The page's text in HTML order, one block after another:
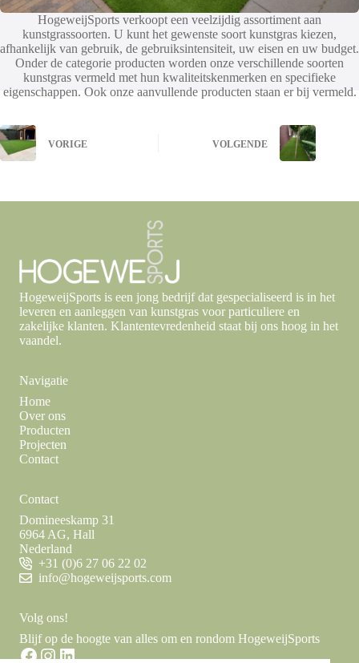
HogeweijSports verkoopt een veelzijdig assortiment aan
kunstgrassoorten. U kunt het gewenste soort kunstgras kiezen,
afhankelijk van gebruik, de gebruiksintensiteit, uw eisen en uw budget.
Onder de categorie producten worden onze verschillende soorten
kunstgras vermeld met hun kwaliteitskenmerken en specifieke
eigenschappen. Ook onze aanvullende producten staan er bij vermeld.
VORIGE VOLGENDE
HogeweijSports is een jong bedrijf dat gespecialiseerd is in het
leveren en aanleggen van kunstgras voor particuliere en
zakelijke klanten. Klantentevredenheid staat bij ons hoog in het
vaandel.
Navigatie
Home
Over ons
Producten
Projecten
Contact
Contact
Domineeskamp 31
6964 AG, Hall
Nederland
+31 (0)6 27 06 22 02
info@hogeweijsports.com
Volg ons!
Blijf op de hoogte van alles om en rondom HogeweijSports
Facebook
Instagram
LinkedIn